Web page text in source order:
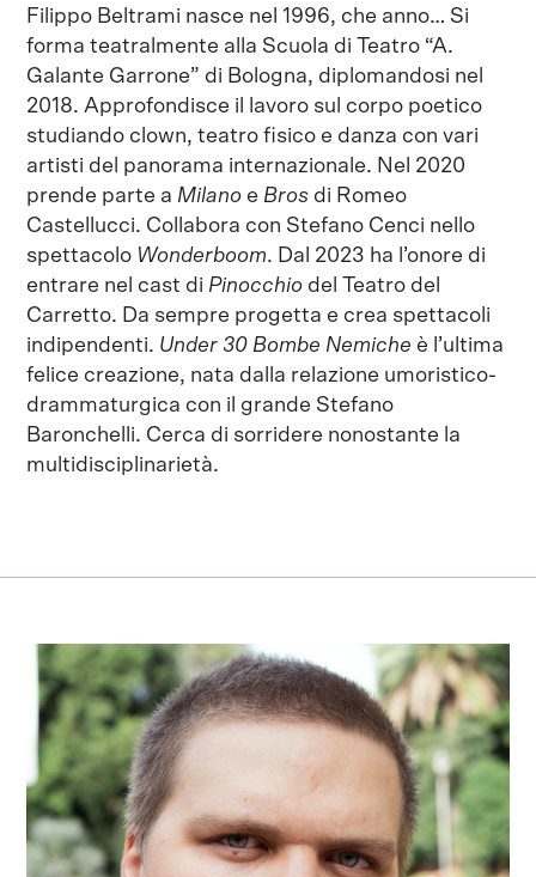
Filippo Beltrami nasce nel 1996, che anno… Si
forma teatralmente alla Scuola di Teatro “A.
Galante Garrone” di Bologna, diplomandosi nel
2018. Approfondisce il lavoro sul corpo poetico
studiando clown, teatro fisico e danza con vari
artisti del panorama internazionale. Nel 2020
prende parte a Milano e Bros di Romeo
Castellucci. Collabora con Stefano Cenci nello
spettacolo Wonderboom. Dal 2023 ha l’onore di
entrare nel cast di Pinocchio del Teatro del
Carretto. Da sempre progetta e crea spettacoli
indipendenti. Under 30 Bombe Nemiche è l’ultima
felice creazione, nata dalla relazione umoristico-
drammaturgica con il grande Stefano
Baronchelli. Cerca di sorridere nonostante la
multidisciplinarietà.